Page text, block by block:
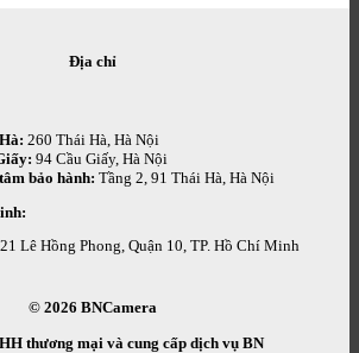
Địa chỉ
260 Thái Hà, Hà Nội
94 Cầu Giấy, Hà Nội
bảo hành: Tầng 2, 91 Thái Hà, Hà Nội
Lê Hồng Phong, Quận 10, TP. Hồ Chí Minh
© 2026 BNCamera
thương mại và cung cấp dịch vụ BN